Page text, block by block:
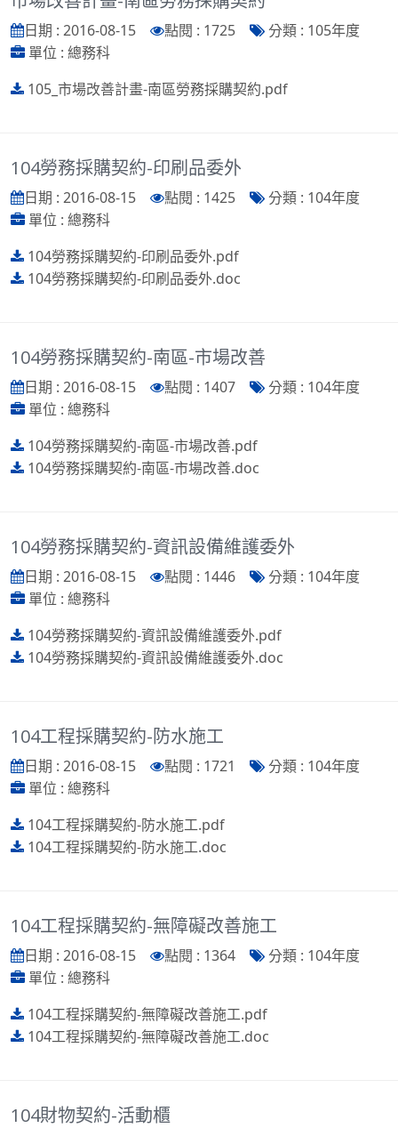
日期 : 2016-08-15 點閱 : 1725
分類 : 105年度
單位 : 總務科
105_市場改善計畫-南區勞務採購契約.pdf
104勞務採購契約-印刷品委外
日期 : 2016-08-15 點閱 : 1425
分類 : 104年度
單位 : 總務科
104勞務採購契約-印刷品委外.pdf
104勞務採購契約-印刷品委外.doc
104勞務採購契約-南區-市場改善
日期 : 2016-08-15 點閱 : 1407
分類 : 104年度
單位 : 總務科
104勞務採購契約-南區-市場改善.pdf
104勞務採購契約-南區-市場改善.doc
104勞務採購契約-資訊設備維護委外
日期 : 2016-08-15 點閱 : 1446
分類 : 104年度
單位 : 總務科
104勞務採購契約-資訊設備維護委外.pdf
104勞務採購契約-資訊設備維護委外.doc
104工程採購契約-防水施工
日期 : 2016-08-15 點閱 : 1721
分類 : 104年度
單位 : 總務科
104工程採購契約-防水施工.pdf
104工程採購契約-防水施工.doc
104工程採購契約-無障礙改善施工
日期 : 2016-08-15 點閱 : 1364
分類 : 104年度
單位 : 總務科
104工程採購契約-無障礙改善施工.pdf
104工程採購契約-無障礙改善施工.doc
104財物契約-活動櫃